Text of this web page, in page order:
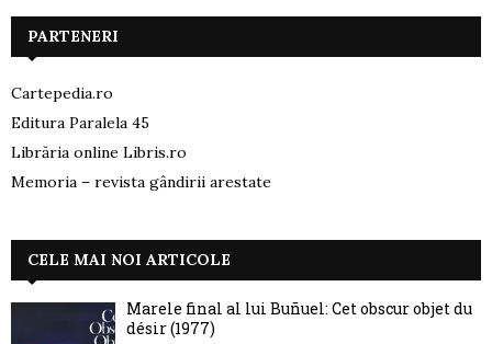
PARTENERI
Cartepedia.ro
Editura Paralela 45
Librăria online Libris.ro
Memoria – revista gândirii arestate
CELE MAI NOI ARTICOLE
Marele final al lui Buñuel: Cet obscur objet du
désir (1977)